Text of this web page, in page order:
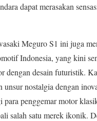
dapat merasakan
Meguro S1 ini juga
Indonesia, yang kini
dengan desain futuristik.
unsur nostalgia dengan
para penggemar motor
salah satu merek ikonik.